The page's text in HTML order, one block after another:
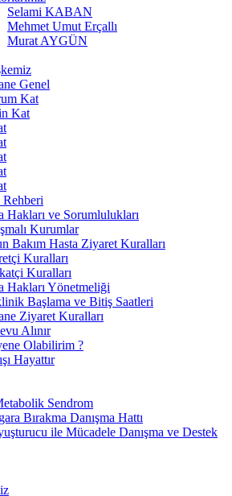
Selami KABAN
Mehmet Umut Erçallı
Murat AYGÜN
Genel
Kat
Kat
Hakları ve Sorumlulukları
Kurumlar
Bakım Hasta Ziyaret Kuralları
Kuralları
Kuralları
Hakları Yönetmeliği
Başlama ve Bitiş Saatleri
Ziyaret Kuralları
Alınır
Olabilirim ?
Hayattır
Sendrom
Bırakma Danışma Hattı
ile Mücadele Danışma ve Destek